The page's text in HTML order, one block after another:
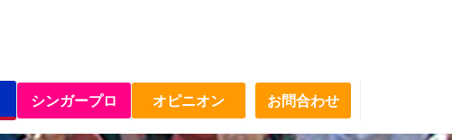
シンガープロ オピニオン お問合わせ